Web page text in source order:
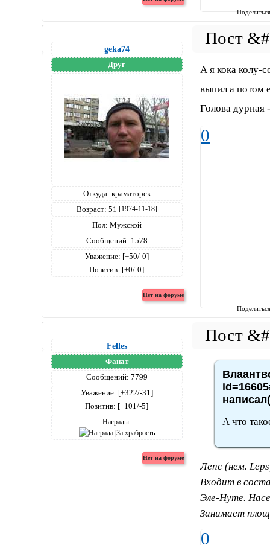
geka74
Друг
Откуда: краматорск
Возраст: 51 [1974-11-18]
Пол: Мужской
Сообщений: 1578
Уважение: [+50/-0]
Позитив: [+0/-0]
А я кока колу-
выпил а потом
Голова
0
Felles
Фанат
Сообщений: 7799
Уважение: [+322/-31]
Позитив: [+101/-5]
Награды: А что
Лепс (нем.
Входит в
Эле-Нуте.
Занимает
0